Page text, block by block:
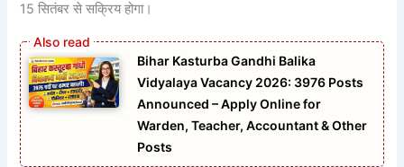
15 सितंबर से सक्रिय होगा।
Bihar Kasturba Gandhi Balika
Vidyalaya Vacancy 2026: 3976 Posts
Announced – Apply Online for
Warden, Teacher, Accountant & Other
Posts